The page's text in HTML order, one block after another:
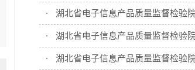
湖北省电子信息产品质量监督检验
湖北省电子信息产品质量监督检验
湖北省电子信息产品质量监督检验